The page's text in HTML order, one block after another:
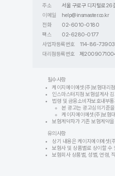
주소
서울 구로구 디지털로26
이메일
help@insmaster.co.kr
전화
02-6010-0180
팩스
02-6280-0177
사업자등록번호
114-86-73903
대리점등록번호
제
필수사항
케이지에이에셋(주)보험대
인스마스터지점 보험설계
법령 및 금융소비자보호내부
본 광고는 광고심의기준
케이지에이에셋(주)보
보험계약자가 기존 보험계약
유의사항
상기 내용은 케이지에이에셋(
보험사 및 상품별로 상이할 수
보험회사 상품별, 성별, 연령,